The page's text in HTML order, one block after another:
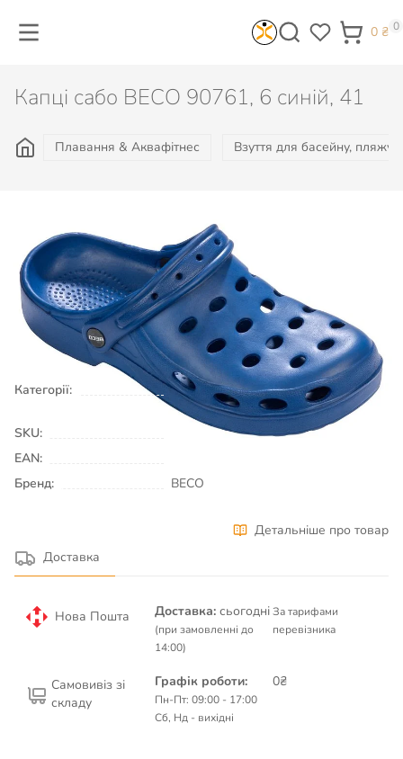
0 ₴ 0
Капці сабо BECO 90761, 6 синій, 41
Плавання & Аквафітнес Взуття для басейну, пляжу,
484₴
Є в наявності
КУПИТИ
Категорії: Плавання & Аквафітнес
Взуття
для басейну, пляжу, серфінгу
SKU:
00007757
EAN:
Бренд:
BECO
Детальніше про товар
Доставка
Нова Пошта Доставка: сьогодні
(при замовленні до
14:00)
За тарифами
перевізника
Самовивіз зі
складу
Графік роботи:
Пн-Пт: 09:00 - 17:00
Сб, Нд - вихідні
0₴